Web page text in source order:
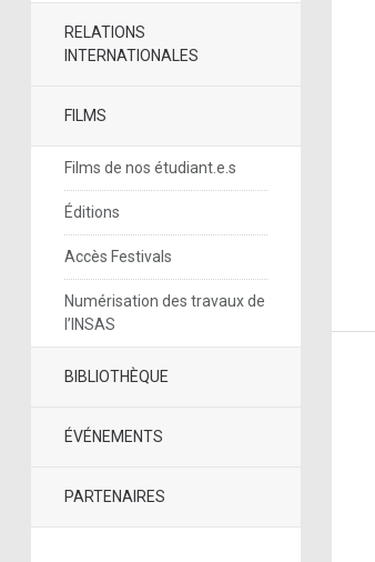
RELATIONS
INTERNATIONALES
FILMS
Films de nos étudiant.e.s
Éditions
Accès Festivals
Numérisation des travaux de
l’INSAS
BIBLIOTHÈQUE
ÉVÉNEMENTS
PARTENAIRES